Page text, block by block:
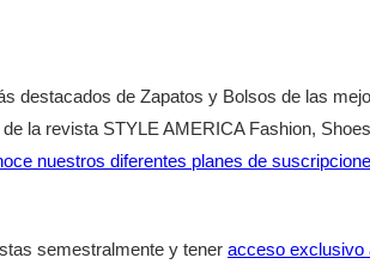
destacados de Zapatos y Bolsos de las
la revista STYLE AMERICA Fashion,
nuestros diferentes planes de
semestralmente y tener acceso exclusivo